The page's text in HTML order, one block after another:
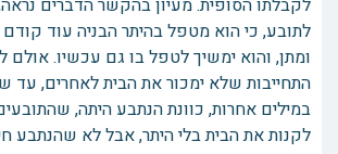
לקבלתו הסופית. מעיון בהקשר הדברים
לתובע, כי הוא מטפל בהיתר הבניה עוד
ומתן, והוא ימשיך לטפל בו גם עכשיו. אולם
התחייבות שלא ימכור את הבית לאחרים, עד
במילים אחרות, כוונת הנתבע היתה,
לקנות את הבית בלי היתר, אבל לא שהנתבע